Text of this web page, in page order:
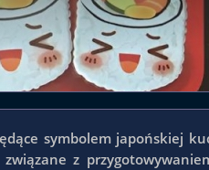
symbolem japońskiej
z